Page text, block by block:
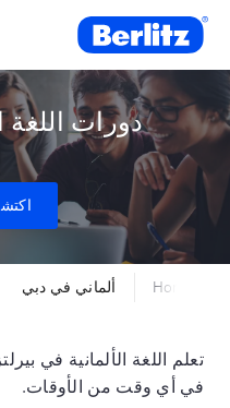
Berlitz UAE
دورات
Home ألماني في دبي
تعلم اللغة الألمانية في
في أي وقت من الأوقات.